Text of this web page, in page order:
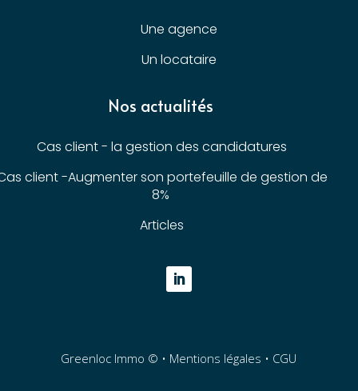
Une agence
Un locataire
Nos actualités
Cas client - la gestion des candidatures
client -Augmenter son portefeuille de gestion de
8%
Articles
Greenloc Immo © • Mentions légales • CGU